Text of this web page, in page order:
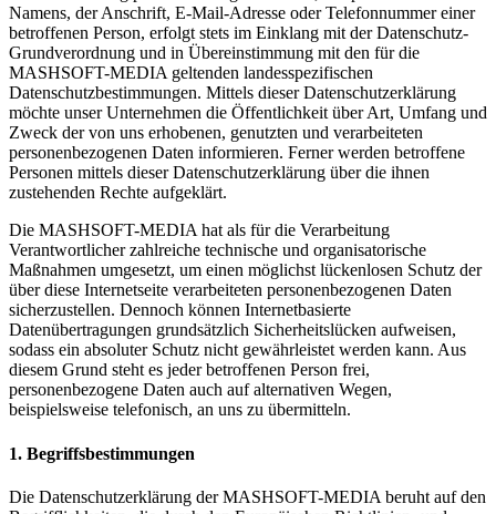
Namens, der Anschrift, E-Mail-Adresse oder Telefonnummer einer
betroffenen Person, erfolgt stets im Einklang mit der Datenschutz-
Grundverordnung und in Übereinstimmung mit den für die
MASHSOFT-MEDIA geltenden landesspezifischen
Datenschutzbestimmungen. Mittels dieser Datenschutzerklärung
möchte unser Unternehmen die Öffentlichkeit über Art, Umfang und
Zweck der von uns erhobenen, genutzten und verarbeiteten
personenbezogenen Daten informieren. Ferner werden betroffene
Personen mittels dieser Datenschutzerklärung über die ihnen
zustehenden Rechte aufgeklärt.
Die MASHSOFT-MEDIA hat als für die Verarbeitung
Verantwortlicher zahlreiche technische und organisatorische
Maßnahmen umgesetzt, um einen möglichst lückenlosen Schutz der
über diese Internetseite verarbeiteten personenbezogenen Daten
sicherzustellen. Dennoch können Internetbasierte
Datenübertragungen grundsätzlich Sicherheitslücken aufweisen,
sodass ein absoluter Schutz nicht gewährleistet werden kann. Aus
diesem Grund steht es jeder betroffenen Person frei,
personenbezogene Daten auch auf alternativen Wegen,
beispielsweise telefonisch, an uns zu übermitteln.
1. Begriffsbestimmungen
Die Datenschutzerklärung der MASHSOFT-MEDIA beruht auf den